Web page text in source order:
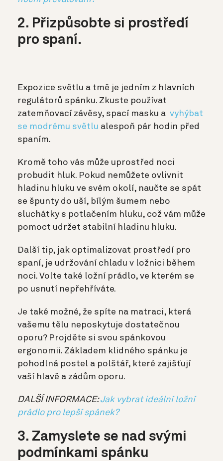
2. Přizpůsobte si prostředí
pro spaní.
Expozice světlu a tmě je jedním z hlavních
regulátorů spánku. Zkuste používat
zatemňovací závěsy, spací masku a vyhýbat
se modrému světlu alespoň pár hodin před
spaním.
Kromě toho vás může uprostřed noci
probudit hluk. Pokud nemůžete ovlivnit
hladinu hluku ve svém okolí, naučte se spát
se špunty do uší, bílým šumem nebo
sluchátky s potlačením hluku, což vám může
pomoct udržet stabilní hladinu hluku.
Další tip, jak optimalizovat prostředí pro
spaní, je udržování chladu v ložnici během
noci. Volte také ložní prádlo, ve kterém se
po usnutí nepřehříváte.
Je také možné, že spíte na matraci, která
vašemu tělu neposkytuje dostatečnou
oporu? Projděte si svou spánkovou
ergonomii. Základem klidného spánku je
pohodlná postel a polštář, které zajišťují
vaší hlavě a zádům oporu.
DALŠÍ INFORMACE:Jak vybrat ideální ložní
prádlo pro lepší spánek?
3. Zamyslete se nad svými
podmínkami spánku